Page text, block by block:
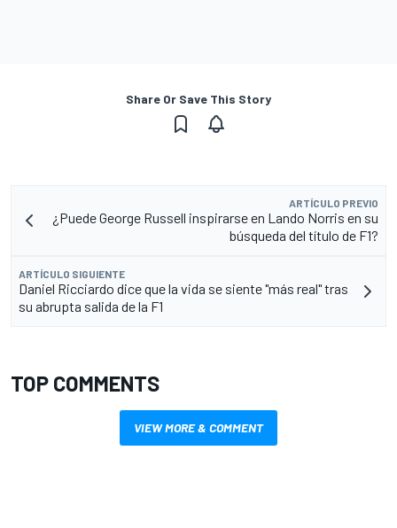
Share Or Save This Story
ARTÍCULO PREVIO
¿Puede George Russell inspirarse en Lando Norris en su
búsqueda del título de F1?
ARTÍCULO SIGUIENTE
Daniel Ricciardo dice que la vida se siente "más real" tras
su abrupta salida de la F1
TOP COMMENTS
VIEW MORE & COMMENT